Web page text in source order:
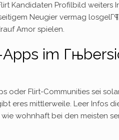
Kandidaten Profilbild weiters
Neugier vermag
Amor spielen.
im
oder Flirt-Communities sei
eres mittlerweile. Leer Infos
wohnhaft bei den meisten